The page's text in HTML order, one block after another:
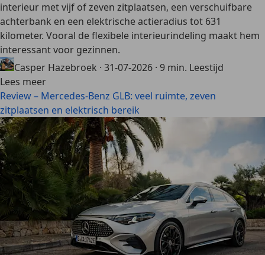
interieur met vijf of zeven zitplaatsen, een verschuifbare
achterbank en een elektrische actieradius tot 631
kilometer. Vooral de flexibele interieurindeling maakt hem
interessant voor gezinnen.
Casper Hazebroek · 31-07-2026 · 9 min. Leestijd
Lees meer
Review – Mercedes-Benz GLB: veel ruimte, zeven
zitplaatsen en elektrisch bereik